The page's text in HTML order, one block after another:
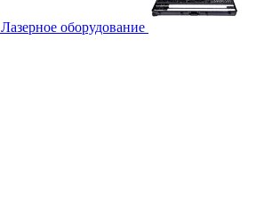
Лазерное оборудование